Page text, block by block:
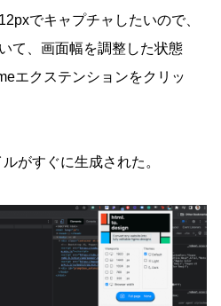
でキャプチャしたいので、
て、画面幅を調整した状態
エクステンションをクリッ
がすぐに生成された。